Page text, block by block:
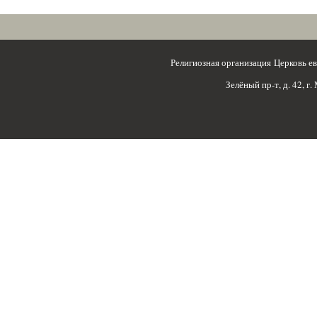
Религиозная организация
Зелёный пр-т, д. 42,